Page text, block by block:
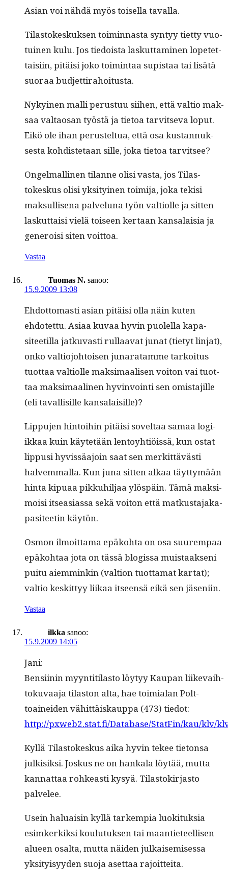
Asian voi nähdä myös toisel­la tavalla.
Tilas­tokeskuk­sen toimin­nas­ta syn­tyy tiet­ty vuo­
tu­inen kulu. Jos tiedoista laskut­ta­mi­nen lopetet­
taisi­in, pitäisi joko toim­intaa supis­taa tai lisätä
suo­raa budjettirahoitusta.
Nykyi­nen malli perus­tuu siihen, että val­tio mak­
saa val­taosan työstä ja tietoa tarvit­se­va lop­ut.
Eikö ole ihan perustel­tua, että osa kus­tan­nuk­
ses­ta kohdis­te­taan sille, joka tietoa tarvitsee?
Ongel­malli­nen tilanne olisi vas­ta, jos Tilas­
tokeskus olisi yksi­tyi­nen toim­i­ja, joka tek­isi
mak­sullise­na palvelu­na työn val­ti­olle ja sit­ten
laskut­taisi vielä toiseen ker­taan kansalaisia ja
gen­eroisi siten voittoa.
Vastaa
Tuomas N. sanoo:
15.9.2009 13:08
Ehdot­tomasti asian pitäisi olla näin kuten
ehdotet­tu. Asi­aa kuvaa hyvin puolel­la kap­a­
siteetil­la jatku­vasti rul­laa­vat junat (tietyt lin­jat),
onko val­tio­jo­htoisen junaratamme tarkoi­tus
tuot­taa val­ti­olle mak­si­maalisen voiton vai tuot­
taa mak­si­maa­li­nen hyv­in­voin­ti sen omis­ta­jille
(eli taval­lisille kansalaisille)?
Lip­pu­jen hin­toi­hin pitäisi soveltaa samaa logi­
ikkaa kuin käytetään lentoy­htiöis­sä, kun ostat
lip­pusi hyvis­säa­join saat sen merkit­tävästi
halvem­mal­la. Kun juna sit­ten alkaa täyt­tymään
hin­ta kipuaa pikkuhil­jaa ylöspäin. Tämä mak­si­
moisi itseasi­as­sa sekä voiton että matkus­ta­jaka­
p­a­siteetin käytön.
Osmon ilmoit­ta­ma epäko­h­ta on osa suurem­paa
epäko­htaa jota on tässä blo­gis­sa muis­taak­seni
puitu aiem­minkin (val­tion tuot­ta­mat kar­tat);
val­tio keskit­tyy liikaa itseen­sä eikä sen jäseniin.
Vastaa
ilkka sanoo:
15.9.2009 14:05
Jani:
Ben­si­inin myyn­ti­ti­las­to löy­tyy Kau­pan liike­vai­h­
toku­vaa­ja tilas­ton alta, hae toimi­alan Polt­
toainei­den vähit­täiskaup­pa (473) tiedot:
http://pxweb2.stat.fi/Database/StatFin/kau/klv/
Kyl­lä Tilas­tokeskus aika hyvin tekee tieton­sa
julk­isik­si. Joskus ne on han­kala löytää, mut­ta
kan­nat­taa rohkeasti kysyä. Tilas­tokir­jas­to
palvelee.
Usein halu­aisin kyl­lä tarkem­pia luok­i­tuk­sia
esimk­erkik­si koulu­tuk­sen tai maanti­eteel­lisen
alueen osalta, mut­ta näi­den julkaisemises­sa
yksi­ty­isyy­den suo­ja aset­taa rajoitteita.